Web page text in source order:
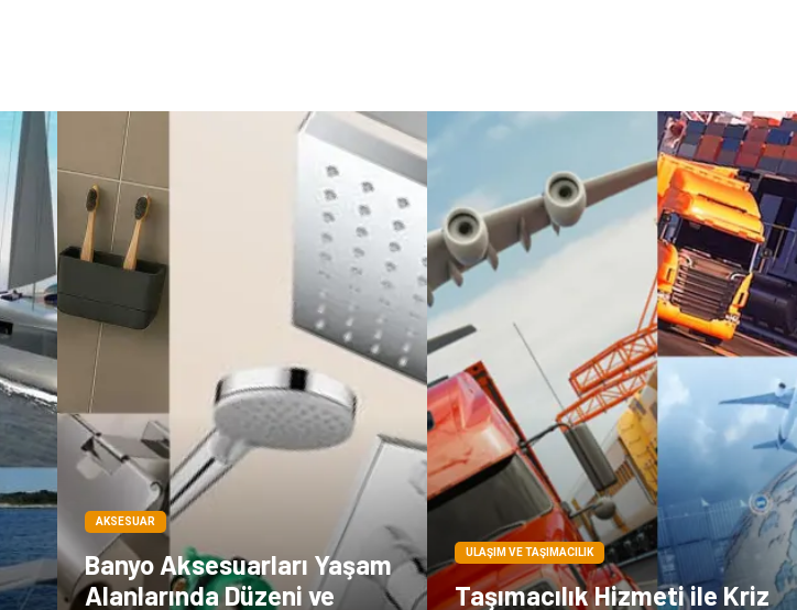
Dernekler ve
Birlikler
Moda İthalat İhracat
Alüminyum
Hayvancılık
AKSESUAR
Banyo Aksesuarları Yaşam
Alanlarında Düzeni ve
ULAŞIM VE TAŞIMACILIK
Taşımacılık Hizmeti ile Kriz